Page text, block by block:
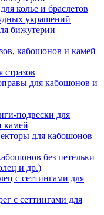
колье и браслетов
украшений
бижутерии
кабошонов и камей
для кабошонов и
подвески для
камей
для кабошонов
без петельки
и др.)
с сеттингами для
с сеттингами для